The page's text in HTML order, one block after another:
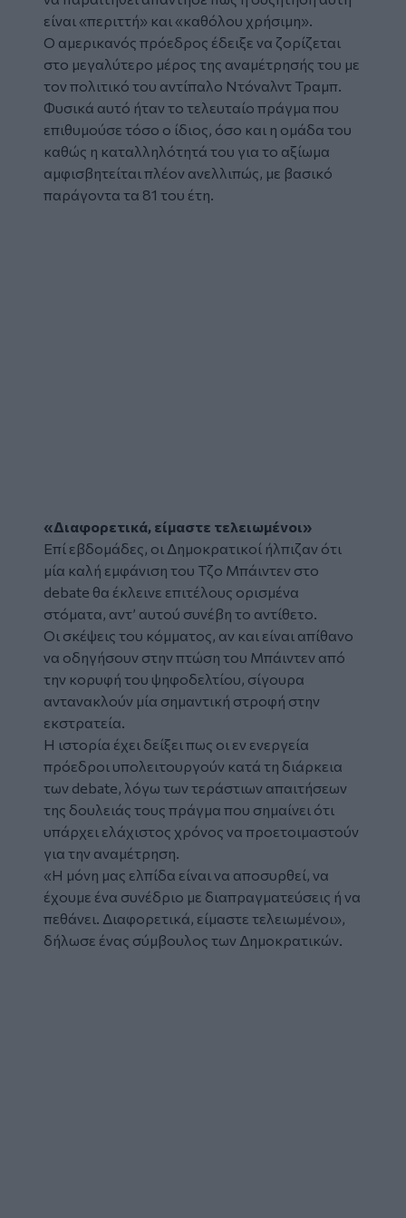
είναι «περιττή» και «καθόλου χρήσιμη».
Ο αμερικανός πρόεδρος έδειξε να ζορίζεται
στο μεγαλύτερο μέρος της αναμέτρησής του με
τον πολιτικό του αντίπαλο Ντόναλντ Τραμπ.
Φυσικά αυτό ήταν το τελευταίο πράγμα που
επιθυμούσε τόσο ο ίδιος, όσο και η ομάδα του
καθώς η καταλληλότητά του για το αξίωμα
αμφισβητείται πλέον ανελλιπώς, με βασικό
παράγοντα τα 81 του έτη.
«Διαφορετικά, είμαστε τελειωμένοι»
Επί εβδομάδες, οι Δημοκρατικοί ήλπιζαν ότι
μία καλή εμφάνιση του Τζο Μπάιντεν στο
debate θα έκλεινε επιτέλους ορισμένα
στόματα, αντ’ αυτού συνέβη το αντίθετο.
Οι σκέψεις του κόμματος, αν και είναι απίθανο
να οδηγήσουν στην πτώση του Μπάιντεν από
την κορυφή του ψηφοδελτίου, σίγουρα
αντανακλούν μία σημαντική στροφή στην
εκστρατεία.
Η ιστορία έχει δείξει πως οι εν ενεργεία
πρόεδροι υπολειτουργούν κατά τη διάρκεια
των debate, λόγω των τεράστιων απαιτήσεων
της δουλειάς τους πράγμα που σημαίνει ότι
υπάρχει ελάχιστος χρόνος να προετοιμαστούν
για την αναμέτρηση.
«Η μόνη μας ελπίδα είναι να αποσυρθεί, να
έχουμε ένα συνέδριο με διαπραγματεύσεις ή να
πεθάνει. Διαφορετικά, είμαστε τελειωμένοι»,
δήλωσε ένας σύμβουλος των Δημοκρατικών.